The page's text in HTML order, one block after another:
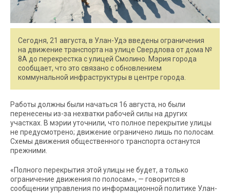
Сегодня, 21 августа, в Улан-Удэ введены ограничения
на движение транспорта на улице Свердлова от дома №
8А до перекрестка с улицей Смолино. Мэрия города
сообщает, что это связано с обновлением
коммунальной инфраструктуры в центре города.
Работы должны были начаться 16 августа, но были
перенесены из-за нехватки рабочей силы на других
участках. В мэрии уточнили, что полное перекрытие улицы
не предусмотрено; движение ограничено лишь по полосам.
Схемы движения общественного транспорта останутся
прежними.
«Полного перекрытия этой улицы не будет, а только
ограничение движения по полосам», — говорится в
сообщении управления по информационной политике Улан-